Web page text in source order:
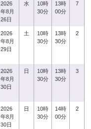
2026
年8月
26日
水
10時
30分
13時
00分
7
2026
年8月
29日
土
10時
30分
13時
30分
2
2026
年8月
30日
日
10時
30分
13時
30分
3
2026
年8月
30日
日
10時
30分
14時
00分
2